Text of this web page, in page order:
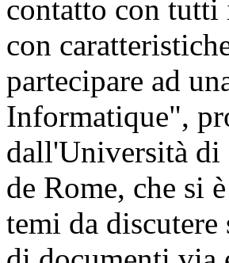
contatto con
con
partecipare ad
Informatique",
dall'Università di
de Rome, che si
temi da